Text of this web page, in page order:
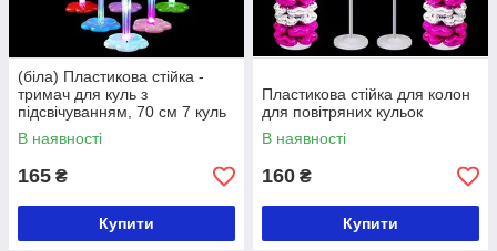
(біла) Пластикова стійка -
тримач для куль з
підсвічуванням, 70 см 7 куль
В наявності
165 ₴
Купити
Пластикова стійка для колон
для повітряних кульок
В наявності
160 ₴
Купити